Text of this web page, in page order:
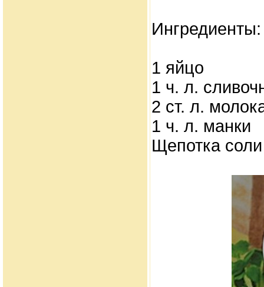
Ингредиенты:
1 яйцо
1 ч. л.
2 ст. л.
1 ч. л. манки
Щепотка соли